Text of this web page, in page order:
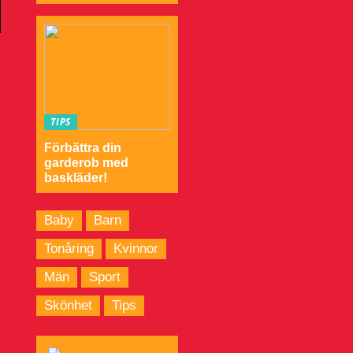
TIPS
Förbättra din
garderob med
baskläder!
Baby
Barn
Tonåring
Kvinnor
Män
Sport
Skönhet
Tips